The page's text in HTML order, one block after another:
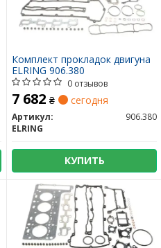
Комплект прокладок двигуна
ELRING 906.380
0 отзывов
7 682 ₴ сегодня
Артикул:
906.380
ELRING
КУПИТЬ